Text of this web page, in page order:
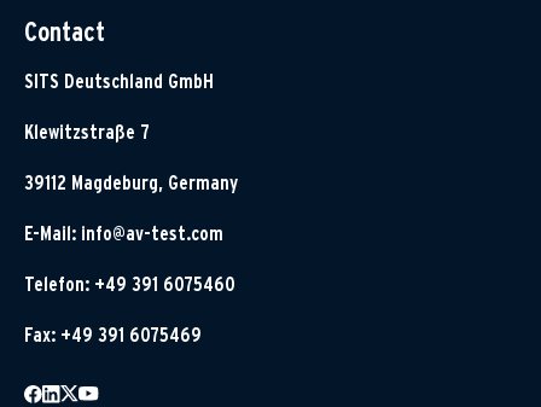
Contact
SITS Deutschland GmbH
Klewitzstraße 7
39112 Magdeburg, Germany
E-Mail: info@av-test.com
Telefon: +49 391 6075460
Fax: +49 391 6075469